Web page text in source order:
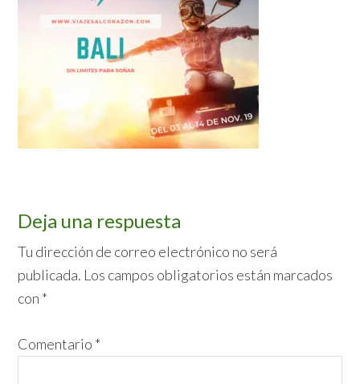
Interacciones
con
los
lectores
Deja una respuesta
Tu dirección de correo electrónico no será
publicada. Los campos obligatorios están marcados
con *
Comentario *